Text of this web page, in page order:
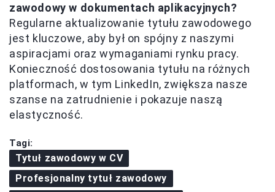
zawodowy w dokumentach aplikacyjnych?
Regularne aktualizowanie tytułu zawodowego
jest kluczowe, aby był on spójny z naszymi
aspiracjami oraz wymaganiami rynku pracy.
Konieczność dostosowania tytułu na różnych
platformach, w tym LinkedIn, zwiększa nasze
szanse na zatrudnienie i pokazuje naszą
elastyczność.
Tagi:
Tytuł zawodowy w CV
Profesjonalny tytuł zawodowy